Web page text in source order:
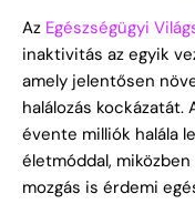
Az Egészségügyi
inaktivitás az egyik
amely jelentősen
halálozás
évente milliók halála
életmóddal,
mozgás is érdemi